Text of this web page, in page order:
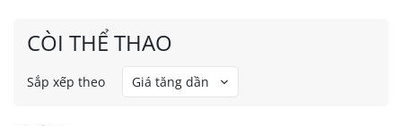
CÒI THỂ THAO
Sắp xếp theo Giá tăng dần